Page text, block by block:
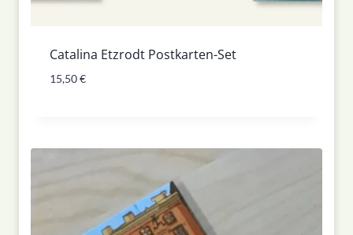
Catalina Etzrodt Postkarten-Set
15,50€